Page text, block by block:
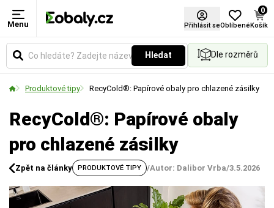
Menu Přihlásit seOblíbené
0
Košík
Hledat Dle rozměrů
Produktové tipy RecyCold®: Papírové obaly pro chlazené zásilky
RecyCold®: Papírové obaly
pro chlazené zásilky
Zpět na články PRODUKTOVÉ TIPY /Autor: Dalibor Vrba/3.5.2026